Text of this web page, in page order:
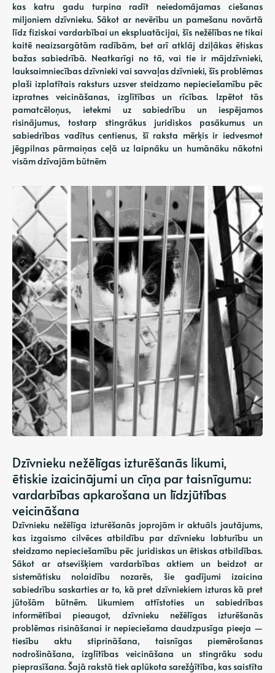
kas katru gadu turpina radīt neiedomājamas ciešanas
miljoniem dzīvnieku. Sākot ar nevērību un pamešanu novārtā
līdz fiziskai vardarbībai un ekspluatācijai, šīs nežēlības ne tikai
kaitē neaizsargātām radībām, bet arī atklāj dziļākas ētiskas
bažas sabiedrībā. Neatkarīgi no tā, vai tie ir mājdzīvnieki,
lauksaimniecības dzīvnieki vai savvaļas dzīvnieki, šīs problēmas
plaši izplatītais raksturs uzsver steidzamo nepieciešamību pēc
izpratnes veicināšanas, izglītības un rīcības. Izpētot tās
pamatcēloņus, ietekmi uz sabiedrību un iespējamos
risinājumus, tostarp stingrākus juridiskos pasākumus un
sabiedrības vadītus centienus, šī raksta mērķis ir iedvesmot
jēgpilnas pārmaiņas ceļā uz laipnāku un humānāku nākotni
visām dzīvajām būtnēm
Dzīvnieku nežēlīgas izturēšanās likumi,
ētiskie izaicinājumi un cīņa par taisnīgumu:
vardarbības apkarošana un līdzjūtības
veicināšana
Dzīvnieku nežēlīga izturēšanās joprojām ir aktuāls jautājums,
kas izgaismo cilvēces atbildību par dzīvnieku labturību un
steidzamo nepieciešamību pēc juridiskas un ētiskas atbildības.
Sākot ar atsevišķiem vardarbības aktiem un beidzot ar
sistemātisku nolaidību nozarēs, šie gadījumi izaicina
sabiedrību saskarties ar to, kā pret dzīvniekiem izturas kā pret
jūtošām būtnēm. Likumiem attīstoties un sabiedrības
informētībai pieaugot, dzīvnieku nežēlīgas izturēšanās
problēmas risināšanai ir nepieciešama daudzpusīga pieeja —
tiesību aktu stiprināšana, taisnīgas piemērošanas
nodrošināšana, izglītības veicināšana un stingrāku sodu
pieprasīšana. Šajā rakstā tiek aplūkota sarežģītība, kas saistīta